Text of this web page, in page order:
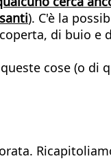
). C'è la
di buio e
cose (o di